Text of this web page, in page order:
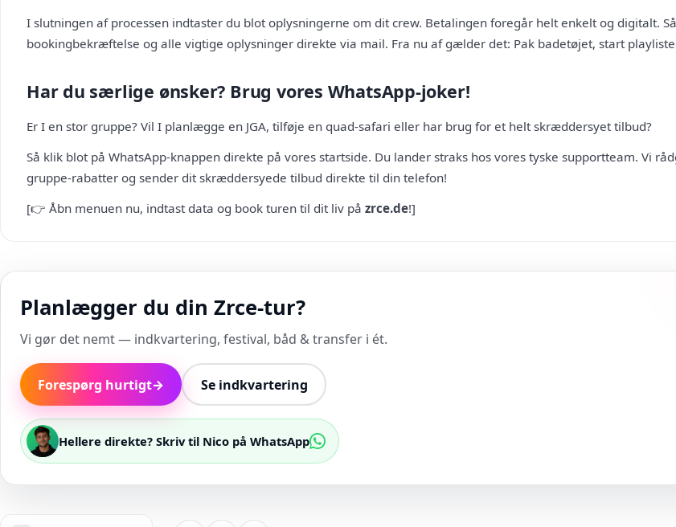
I slutningen af processen indtaster du blot oplysningerne om dit crew. Betalingen foregår helt enkelt og digitalt.
bookingbekræftelse og alle vigtige oplysninger direkte via mail. Fra nu af gælder det: Pak badetøjet, start
Har du særlige ønsker? Brug vores WhatsApp-joker!
Er I en stor gruppe? Vil I planlægge en JGA, tilføje en quad-safari eller har brug for et helt skræddersyet tilbud?
Så klik blot på WhatsApp-knappen direkte på vores startside. Du lander straks hos vores tyske supportteam. Vi
gruppe-rabatter og sender dit skræddersyede tilbud direkte til din telefon!
[👉 Åbn menuen nu, indtast data og book turen til dit liv på zrce.de!]
Planlægger du din Zrce-tur?
Vi gør det nemt — indkvartering, festival, båd & transfer i ét.
Forespørg hurtigt→ Se indkvartering
Hellere direkte? Skriv til Nico på WhatsApp